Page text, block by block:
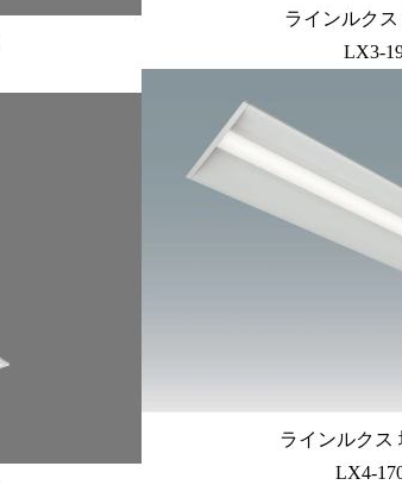
ラインルク
LX3-
ラインルクス
LX4-